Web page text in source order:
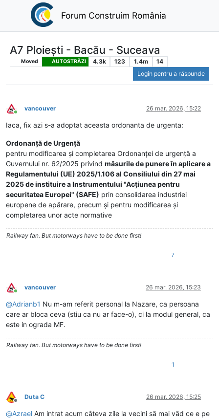
Forum Construim România
A7 Ploiești - Bacău - Suceava
Moved AUTOSTRĂZI 4.3k 123 1.4m
14
Login pentru a răspunde
Conectat
vancouver 26 mar. 2026, 15:22
Iaca, fix azi s-a adoptat aceasta ordonanta de urgenta:
Ordonanţă de Urgenţă
pentru modificarea și completarea Ordonanței de urgență a
Guvernului nr. 62/2025 privind măsurile de punere în aplicare a
Regulamentului (UE) 2025/1.106 al Consiliului din 27 mai
2025 de instituire a Instrumentului "Acțiunea pentru
securitatea Europei" (SAFE) prin consolidarea industriei
europene de apărare, precum și pentru modificarea și
completarea unor acte normative
Railway fan. But motorways have to be done first!
7
Conectat
vancouver 26 mar. 2026, 15:23
@Adrianb1 Nu m-am referit personal la Nazare, ca persoana
care ar bloca ceva (stiu ca nu ar face-o), ci la modul general, ca
este in ograda MF.
Railway fan. But motorways have to be done first!
1
Deconectat
Duta C 26 mar. 2026, 15:25
@Azrael Am intrat acum câteva zile la vecini să mai văd ce e pe